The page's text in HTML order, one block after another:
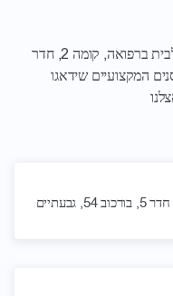
תגיעו לרחוב בורכוב 54 גבעתיים, תיכנסו לבית ברפואה, קומה 2, חדר
המקצועיים שידאגו